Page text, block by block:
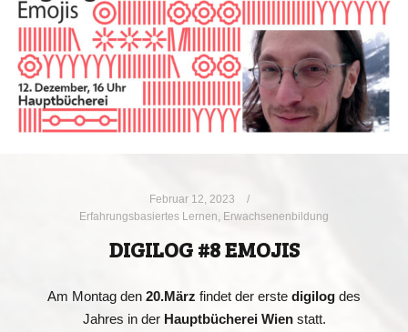
Februar 12, 2023
Erfahrungsbasiertes Lernen
Erwachsenenbildung
DIGILOG #8 EMOJIS
Am Montag den 20.März findet der erste digilog des
Jahres in der Hauptbücherei Wienstatt.